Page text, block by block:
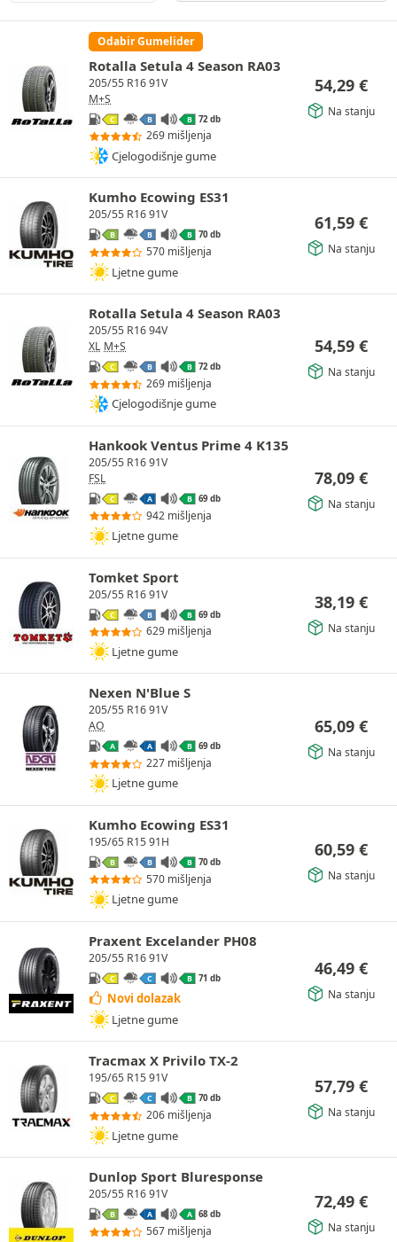
Odabir Gumelider
Rotalla Setula 4 Season RA03
205/55 R16 91V
M+S
C B B 72 db
269 mišljenja
Cjelogodišnje gume
54,29 €
Na stanju
Kumho Ecowing ES31
205/55 R16 91V
B B B 70 db
570 mišljenja
Ljetne gume
61,59 €
Na stanju
Rotalla Setula 4 Season RA03
205/55 R16 94V
XL M+S
C B B 72 db
269 mišljenja
Cjelogodišnje gume
54,59 €
Na stanju
Hankook Ventus Prime 4 K135
205/55 R16 91V
FSL
C A B 69 db
942 mišljenja
Ljetne gume
78,09 €
Na stanju
Tomket Sport
205/55 R16 91V
C B B 69 db
629 mišljenja
Ljetne gume
38,19 €
Na stanju
Nexen N'Blue S
205/55 R16 91V
AO
A A B 69 db
227 mišljenja
Ljetne gume
65,09 €
Na stanju
Kumho Ecowing ES31
195/65 R15 91H
B B B 70 db
570 mišljenja
Ljetne gume
60,59 €
Na stanju
Praxent Excelander PH08
205/55 R16 91V
C C B 71 db
Novi dolazak
Ljetne gume
46,49 €
Na stanju
Tracmax X Privilo TX-2
195/65 R15 91V
C C B 70 db
206 mišljenja
Ljetne gume
57,79 €
Na stanju
Dunlop Sport Bluresponse
205/55 R16 91V
B A A 68 db
567 mišljenja
72,49 €
Na stanju